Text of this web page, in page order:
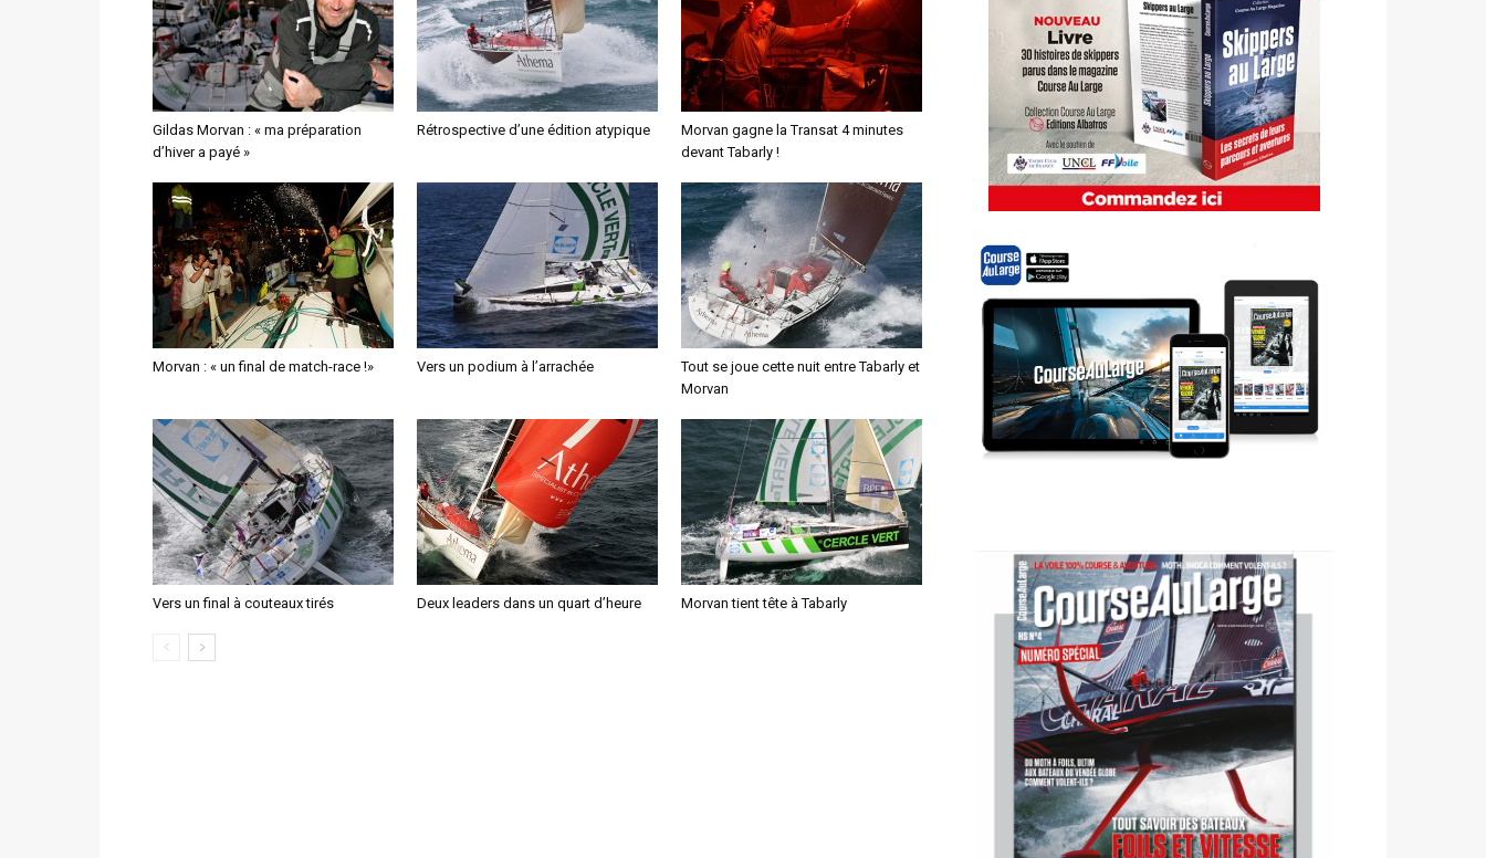
Gildas Morvan : « ma préparation
d’hiver a payé »
Rétrospective d’une édition atypique
Morvan gagne la Transat 4 minutes
devant Tabarly !
Morvan : « un final de match-race !» Vers un podium à l’arrachée
Tout se joue cette nuit entre Tabarly et
Morvan
Vers un final à couteaux tirés Deux leaders dans un quart d’heure Morvan tient tête à Tabarly